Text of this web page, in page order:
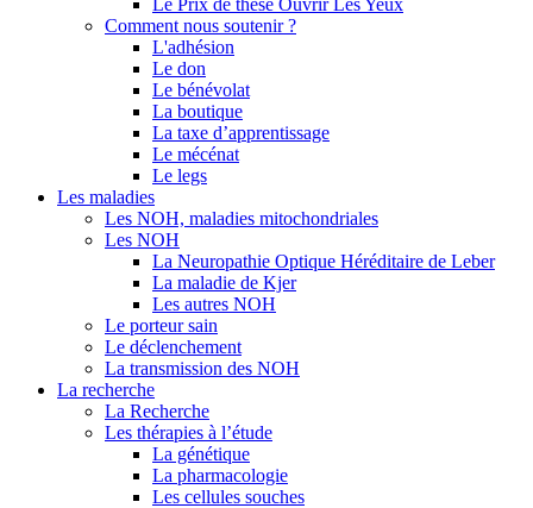
Le Prix de thèse Ouvrir Les Yeux
Comment nous soutenir ?
L'adhésion
Le don
Le bénévolat
La boutique
La taxe d’apprentissage
Le mécénat
Le legs
Les maladies
Les NOH, maladies mitochondriales
Les NOH
La Neuropathie Optique Héréditaire de Leber
La maladie de Kjer
Les autres NOH
Le porteur sain
Le déclenchement
La transmission des NOH
La recherche
La Recherche
Les thérapies à l’étude
La génétique
La pharmacologie
Les cellules souches